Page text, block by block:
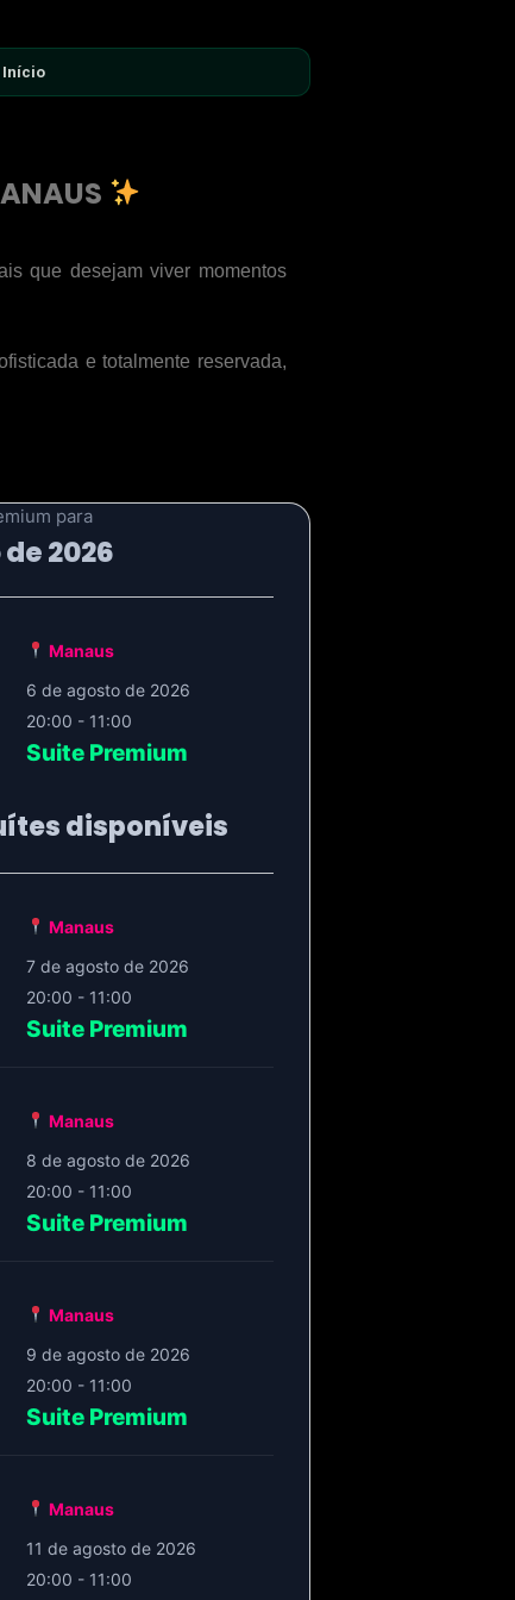
Início
que desejam viver momentos
e totalmente reservada,
para
2026
Manaus
6 de agosto de 2026
20:00 - 11:00
Suite Premium
disponíveis
Manaus
7 de agosto de 2026
20:00 - 11:00
Suite Premium
Manaus
8 de agosto de 2026
20:00 - 11:00
Suite Premium
Manaus
9 de agosto de 2026
20:00 - 11:00
Suite Premium
Manaus
11 de agosto de 2026
20:00 - 11:00